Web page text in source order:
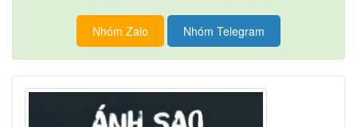
Nhóm Zalo Nhóm Telegram